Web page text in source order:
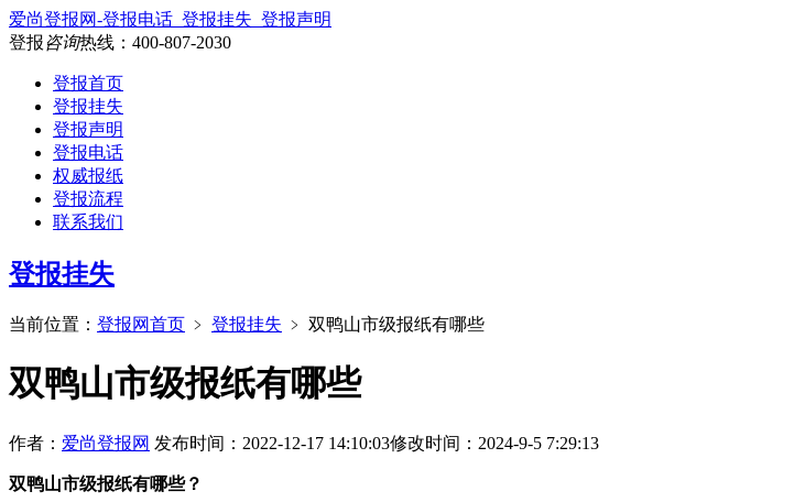
爱尚登报网-登报电话_登报挂失_登报声明
登报咨询热线： 400-807-2030
登报首页
登报挂失
登报声明
登报电话
权威报纸
登报流程
联系我们
登报挂失
当前位置： 登报网首页 ﹥ 登报挂失 ﹥ 双鸭山市级报纸有哪些
双鸭山市级报纸有哪些
作者： 爱尚登报网 发布时间：2022-12-17 14:10:03修改时间：2024-9-5 7:29:13
双鸭山市级报纸有哪些？